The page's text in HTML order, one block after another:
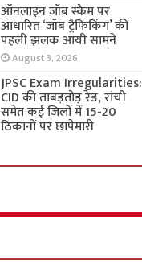
ऑनलाइन जॉब स्कैम पर
आधारित ‘जॉब ट्रैफिकिंग’ की
पहली झलक आयी सामने
August 3, 2026
JPSC Exam Irregularities:
CID की ताबड़तोड़ रेड, रांची
समेत कई जिलों में 15-20
ठिकानों पर छापेमारी